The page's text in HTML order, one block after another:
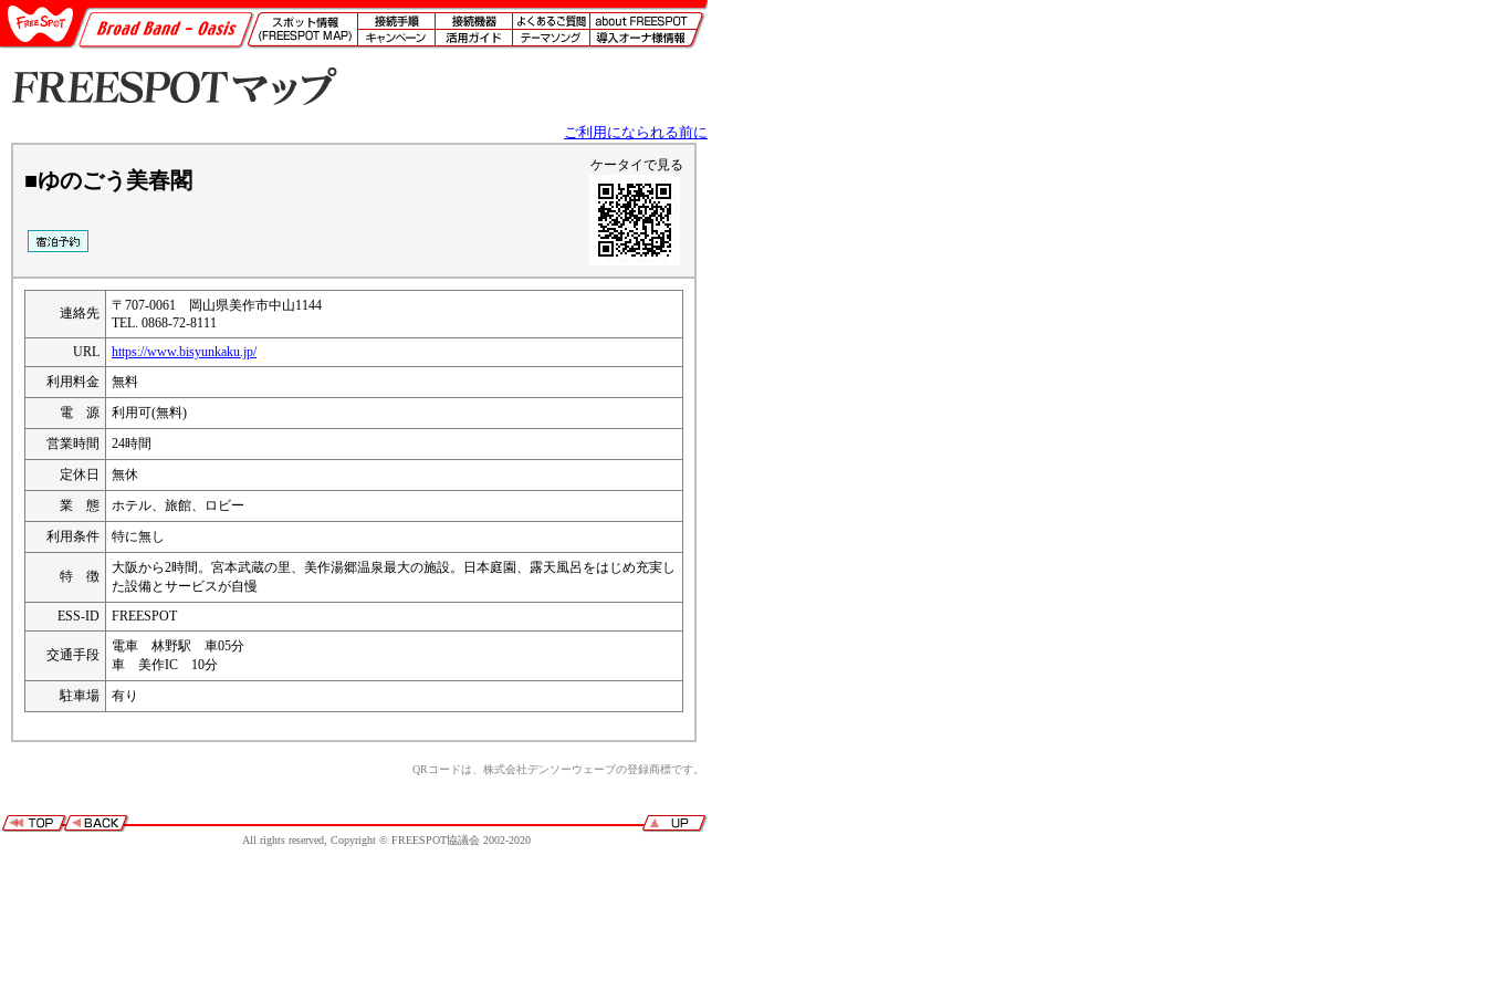
ご利用になられる前に
■ゆのごう美春閣
ケータイで見る
連絡先
〒707-0061 岡山県美作市中山1144
TEL. 0868-72-8111
URL
https://www.bisyunkaku.jp/
利用料金
無料
電 源
利用可(無料)
営業時間
24時間
定休日
無休
業 態
ホテル、旅館、ロビー
利用条件
特に無し
特 徴
大阪から2時間。宮本武蔵の里、美作湯郷温泉最大の施設。日本庭園、露天風呂をはじめ充実し
た設備とサービスが自慢
ESS-ID
FREESPOT
交通手段
電車 林野駅 車05分
車 美作IC 10分
駐車場
有り
QRコードは、株式会社デンソーウェーブの登録商標です。
All rights reserved, Copyright © FREESPOT協議会 2002-2020